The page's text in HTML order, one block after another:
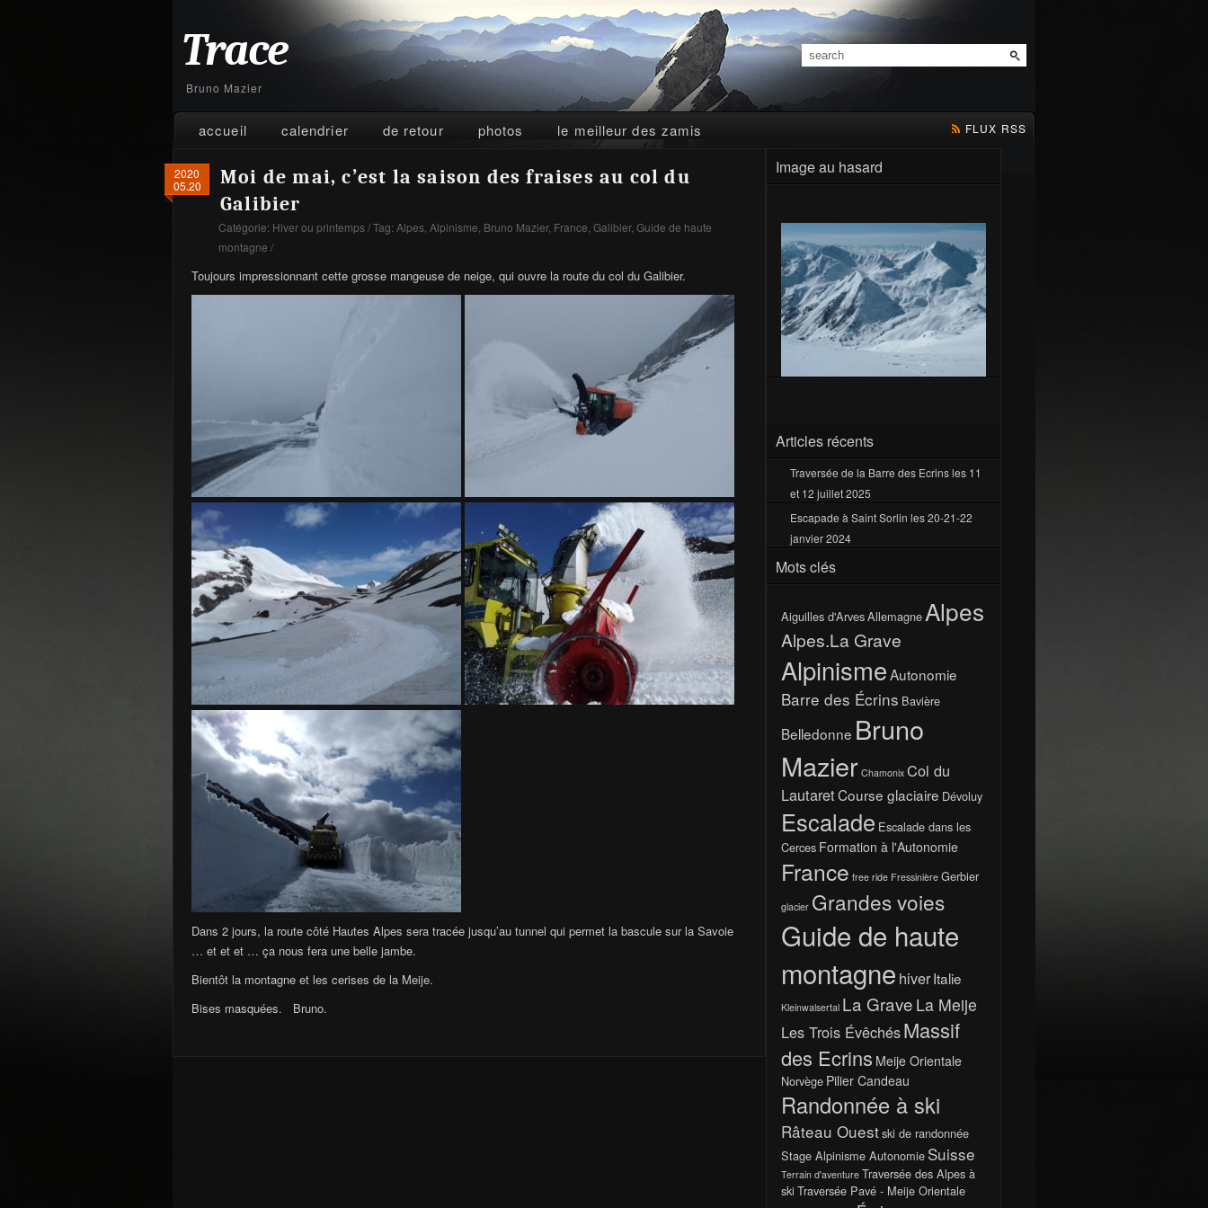
Trace
Bruno Mazier
accueil calendrier de retour photos le meilleur des zamis FLUX RSS
2020
05.20
Moi de mai, c’est la saison des fraises au col du
Galibier
Catégorie: Hiver ou printemps/ Tag: Alpes Alpinisme Bruno Mazier, France Galibier, Guide de haute
montagne /
Toujours impressionnant cette grosse mangeuse de neige, qui ouvre la route du col du Galibier.
Dans 2 jours, la route côté Hautes Alpes sera tracée jusqu’au tunnel qui permet la bascule sur la Savoie
… et et et … ça nous fera une belle jambe.
Bientôt la montagne et les cerises de la Meije.
Bises masquées. Bruno.
Image au hasard
Articles récents
Traversée de la Barre des Ecrins les 11
et 12 juillet 2025
Escapade à Saint Sorlin les 20-21-22
janvier 2024
Mots clés
Aiguilles d'ArvesAllemagne Alpes
Alpes.La Grave
AlpinismeAutonomie
Barre des Écrins Bavière
Belledonne Bruno
Mazier Chamonix Col du
LautaretCourse glaciaire Dévoluy
Escalade Escalade dans les
Cerces Formation à l'Autonomie
France free ride Fressinière Gerbier
glacier Grandes voies
Guide de haute
montagne hiverItalie
Kleinwalsertal La Grave La Meije
Les Trois ÉvêchésMassif
des Ecrins Meije Orientale
Norvège Pilier Candeau
Randonnée à ski
Râteau Ouestski de randonnée
Stage Alpinisme Autonomie Suisse
Terrain d'aventure Traversée des Alpes à
ski Traversée Pavé - Meije Orientale